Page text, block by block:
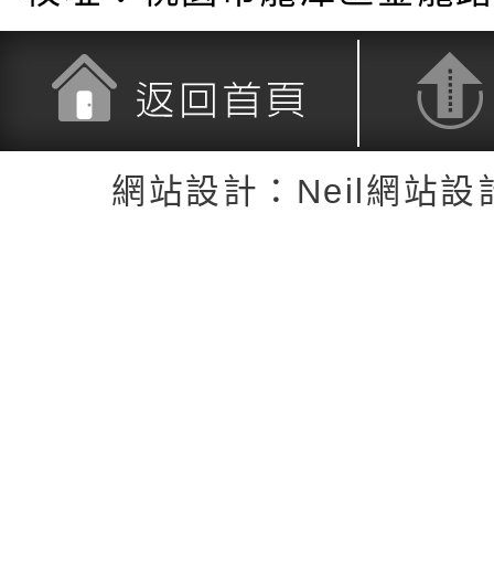
返回首頁 返回頂端
網站設計：Neil網站設